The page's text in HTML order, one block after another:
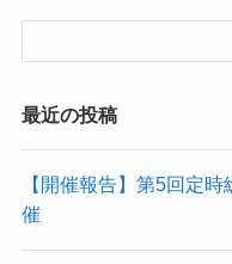
最近の投稿
【開催報告】第5回定
催